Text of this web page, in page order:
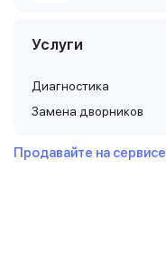
Услуги
Диагностика
Замена дворников
Продавайте на